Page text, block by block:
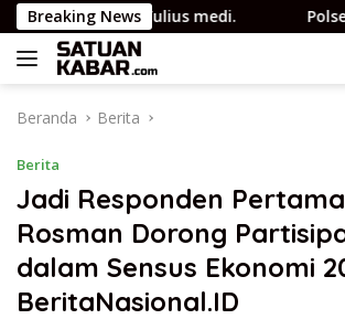
Langsung
ke
konten
Breaking News
JMSI Yulius medi. Polsek
Beranda Berita
Berita
Jadi Responden
Rosman Dorong
dalam Sensus Ekonomi
BeritaNasional.ID